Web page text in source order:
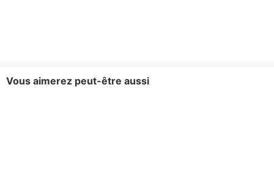
Vous aimerez peut-être aussi